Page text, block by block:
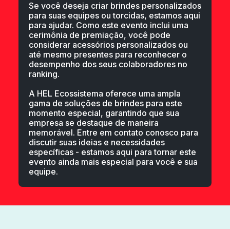
Se você deseja criar brindes personalizados
para suas equipes ou torcidas, estamos aqui
para ajudar. Como este evento inclui uma
cerimônia de premiação, você pode
considerar acessórios personalizados ou
até mesmo presentes para reconhecer o
desempenho dos seus colaboradores no
ranking.
A HEL Ecossistema oferece uma ampla
gama de soluções de brindes para este
momento especial, garantindo que sua
empresa se destaque de maneira
memorável. Entre em contato conosco para
discutir suas ideias e necessidades
específicas - estamos aqui para tornar este
evento ainda mais especial para você e sua
equipe.